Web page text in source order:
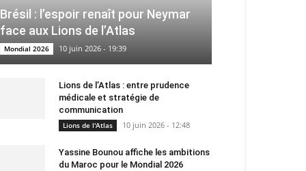
Brésil : l’espoir renaît pour Neymar
face aux Lions de l’Atlas
Mondial 2026 10 juin 2026 - 19:39
Lions de l’Atlas : entre prudence
médicale et stratégie de
communication
Lions de l'Atlas 10 juin 2026 - 12:48
Yassine Bounou affiche les ambitions
du Maroc pour le Mondial 2026